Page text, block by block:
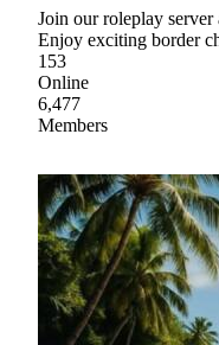
Join our roleplay
Enjoy exciting border
153
Online
6,477
Members